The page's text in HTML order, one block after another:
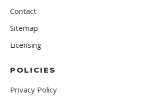
Contact
Sitemap
Licensing
POLICIES
Privacy Policy